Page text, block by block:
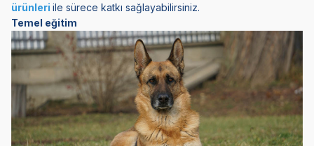
ürünleri ile sürece katkı sağlayabilirsiniz.
Temel eğitim